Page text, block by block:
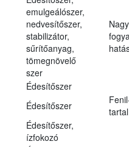
emulgeálószer,
nedvesítőszer,
stabilizátor,
sűrítőanyag,
tömegnövelő
szer
Édesítőszer
Édesítőszer
Édesítőszer,
ízfokozó